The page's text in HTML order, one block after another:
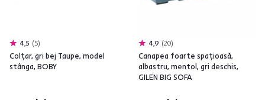
4,5 5
Colţar, gri bej Taupe, model
stânga, BOBY
4,9 20
Canapea foarte spaţioasă,
albastru, mentol, gri deschis,
GILEN BIG SOFA